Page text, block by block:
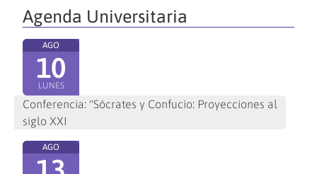
Agenda Universitaria
AGO
10
LUNES
Conferencia: "Sócrates y Confucio: Proyecciones al
siglo XXI
AGO